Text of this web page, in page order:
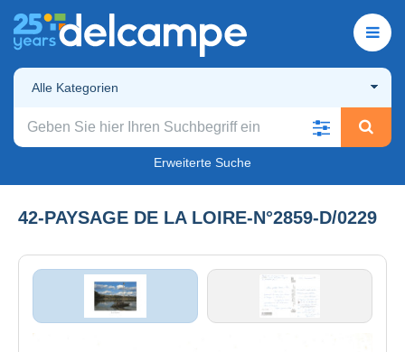
Alle Kategorien
Erweiterte Suche
42-PAYSAGE DE LA LOIRE-N°2859-D/0229